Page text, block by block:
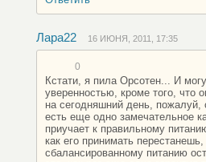
Лара22 16 ИЮНЯ, 2011, 17:35
0
Кстати, я пила Орсотен... И
уверенностью, кроме того, что
на сегодняшний день, пожалуй,
есть еще одно замечательное
приучает к правильному
как его принимать
сбалансированному питанию